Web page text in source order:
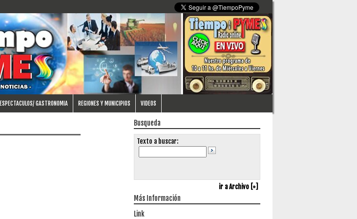
ESPECTACULOS/ GASTRONOMIA REGIONES Y MUNICIPIOS VIDEOS
Busqueda
Texto a buscar:
ir a Archivo [+]
Más Información
Link